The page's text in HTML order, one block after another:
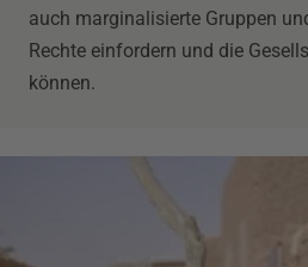
auch marginalisierte Gruppen
Rechte einfordern und die
können.